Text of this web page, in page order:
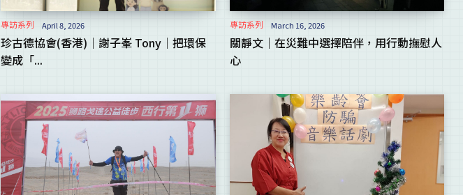
專訪系列 April 8, 2026
珍古德協會(香港)｜謝子峯 Tony｜把環保
變成「...
專訪系列 March 16, 2026
關靜文｜在災難中選擇陪伴，用行動撫慰人
心